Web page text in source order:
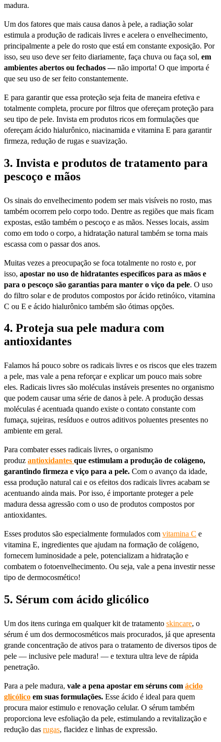
madura.
Um dos fatores que mais causa danos à pele, a radiação solar
estimula a produção de radicais livres e acelera o envelhecimento,
principalmente a pele do rosto que está em constante exposição. Por
isso, seu uso deve ser feito diariamente, faça chuva ou faça sol, em
ambientes abertos ou fechados —não importa! O que importa é
que seu uso de ser feito constantemente.
E para garantir que essa proteção seja feita de maneira efetiva e
totalmente completa, procure por filtros que ofereçam proteção para
seu tipo de pele. Invista em produtos ricos em formulações que
ofereçam ácido hialurônico, niacinamida e vitamina E para garantir
firmeza, redução de rugas e suavização.
3. Invista e produtos de tratamento para
pescoço e mãos
Os sinais do envelhecimento podem ser mais visíveis no rosto, mas
também ocorrem pelo corpo todo. Dentre as regiões que mais ficam
expostas, estão também o pescoço e as mãos. Nesses locais, assim
como em todo o corpo, a hidratação natural também se torna mais
escassa com o passar dos anos.
Muitas vezes a preocupação se foca totalmente no rosto e, por
isso, apostar no uso de hidratantes específicos para as mãos e
para o pescoço são garantias para manter o viço da pele. O uso
do filtro solar e de produtos compostos por ácido retinóico, vitamina
C ou E e ácido hialurônico também são ótimas opções.
4. Proteja sua pele madura com
antioxidantes
Falamos há pouco sobre os radicais livres e os riscos que eles trazem
a pele, mas vale a pena reforçar e explicar um pouco mais sobre
eles. Radicais livres são moléculas instáveis presentes no organismo
que podem causar uma série de danos à pele. A produção dessas
moléculas é acentuada quando existe o contato constante com
fumaça, sujeiras, resíduos e outros aditivos poluentes presentes no
ambiente em geral.
Para combater esses radicais livres, o organismo
produz antioxidantes que estimulam a produção de colágeno,
garantindo firmeza e viço para a pele. Com o avanço da idade,
essa produção natural cai e os efeitos dos radicais livres acabam se
acentuando ainda mais. Por isso, é importante proteger a pele
madura dessa agressão com o uso de produtos compostos por
antioxidantes.
Esses produtos são especialmente formulados com vitamina C e
vitamina E, ingredientes que ajudam na formação de colágeno,
fornecem luminosidade a pele, potencializam a hidratação e
combatem o fotoenvelhecimento. Ou seja, vale a pena investir nesse
tipo de dermocosmético!
5. Sérum com ácido glicólico
Um dos itens curinga em qualquer kit de tratamento skincare, o
sérum é um dos dermocosméticos mais procurados, já que apresenta
grande concentração de ativos para o tratamento de diversos tipos de
pele — inclusive pele madura! — e textura ultra leve de rápida
penetração.
Para a pele madura, vale a pena apostar em séruns com ácido
glicólico em suas formulações. Esse ácido é ideal para quem
procura maior estimulo e renovação celular. O sérum também
proporciona leve esfoliação da pele, estimulando a revitalização e
redução das rugas, flacidez e linhas de expressão.